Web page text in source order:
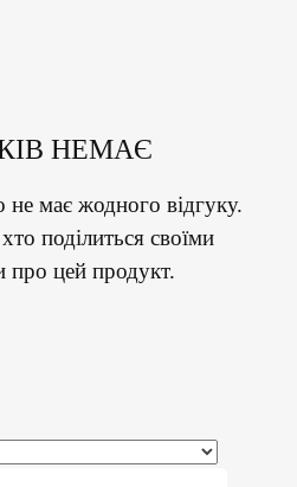
НЕМАЄ
має жодного відгуку.
поділиться своїми
про цей продукт.